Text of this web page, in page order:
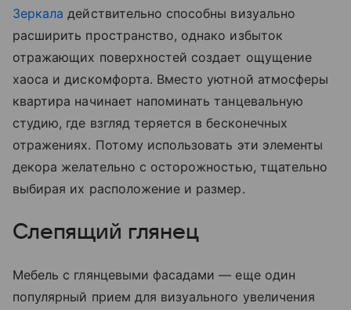
Зеркала действительно способны визуально
расширить пространство, однако избыток
отражающих поверхностей создает ощущение
хаоса и дискомфорта. Вместо уютной атмосферы
квартира начинает напоминать танцевальную
студию, где взгляд теряется в бесконечных
отражениях. Потому использовать эти элементы
декора желательно с осторожностью, тщательно
выбирая их расположение и размер.
Слепящий глянец
Мебель с глянцевыми фасадами — еще один
популярный прием для визуального увеличения